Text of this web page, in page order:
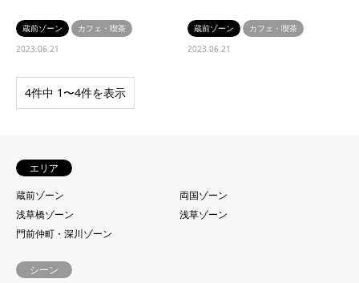
蔵前ゾーン
カフェ・喫茶
2023.06.21
蔵前ゾーン
カフェ・喫茶
2023.06.21
4件中 1〜4件を表示
エリア
蔵前ゾーン
両国ゾーン
浅草橋ゾーン
浅草ゾーン
門前仲町・深川ゾーン
シーン